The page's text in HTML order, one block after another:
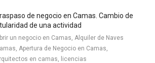
de negocio en Camas. Cambio de
de una actividad
un negocio en Camas, Alquiler de Naves
Apertura de Negocio en Camas,
en camas, licencias